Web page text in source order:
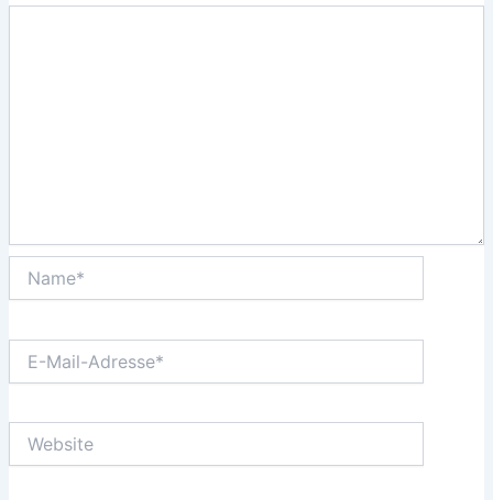
Mail-